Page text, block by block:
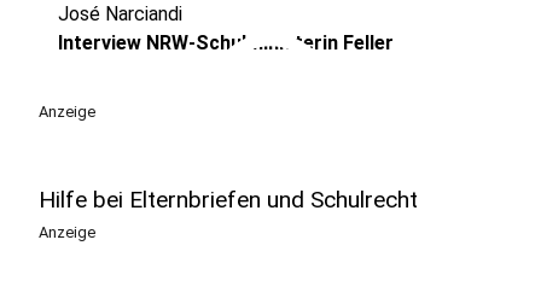
play_circle
José Narciandi
Interview NRW-Schulministerin Feller
Anzeige
Hilfe bei Elternbriefen und Schulrecht
Anzeige